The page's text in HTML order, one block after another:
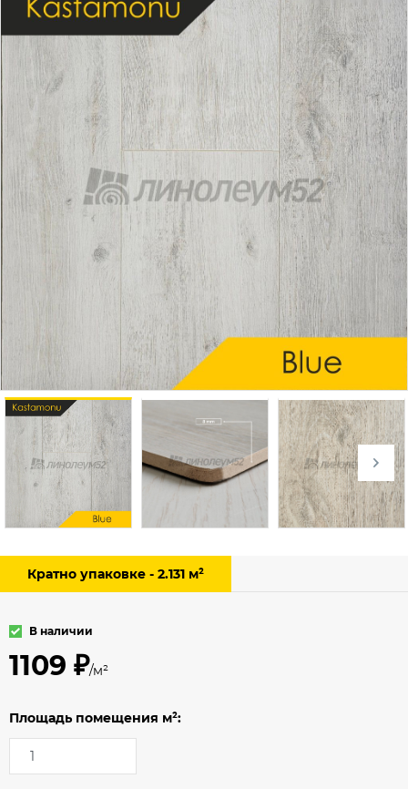
Кратно упаковке - 2.131 м²
В наличии
1109 ₽/м²
Площадь помещения м²: